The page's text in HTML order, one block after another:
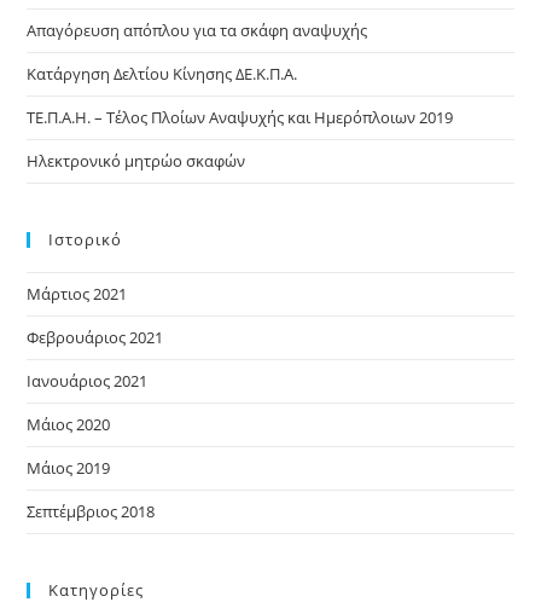
Απαγόρευση απόπλου για τα σκάφη αναψυχής
Κατάργηση Δελτίου Κίνησης ΔΕ.Κ.Π.Α.
ΤΕ.Π.Α.Η. – Τέλος Πλοίων Αναψυχής και Ημερόπλοιων 2019
Ηλεκτρονικό μητρώο σκαφών
Ιστορικό
Μάρτιος 2021
Φεβρουάριος 2021
Ιανουάριος 2021
Μάιος 2020
Μάιος 2019
Σεπτέμβριος 2018
Kατηγορίες